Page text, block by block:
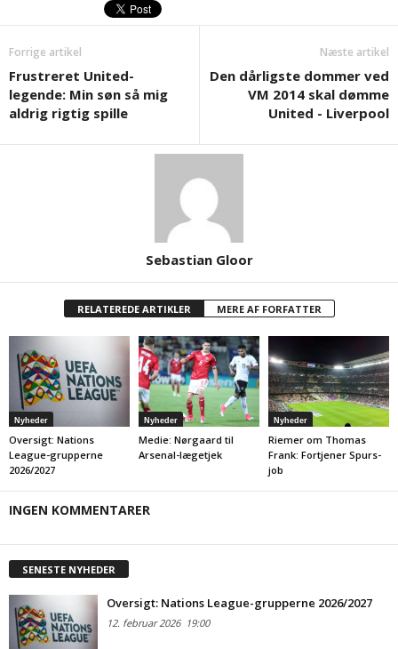
Forrige artikel
Frustreret United-
legende: Min søn så mig
aldrig rigtig spille
Næste artikel
Den dårligste dommer ved
VM 2014 skal dømme
United - Liverpool
Sebastian Gloor
RELATEREDE ARTIKLER MERE AF FORFATTER
Nyheder
Oversigt: Nations
League-grupperne
2026/2027
Nyheder
Medie: Nørgaard til
Arsenal-lægetjek
Nyheder
Riemer om Thomas
Frank: Fortjener Spurs-
job
INGEN KOMMENTARER
SENESTE NYHEDER
Oversigt: Nations League-grupperne 2026/2027
12. februar 202619:00